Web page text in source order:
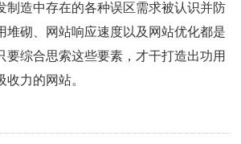
制造中存在的各种误区需求被认识并防
堆砌、网站响应速度以及网站优化都是
要综合思索这些要素，才干打造出功用
力的网站。